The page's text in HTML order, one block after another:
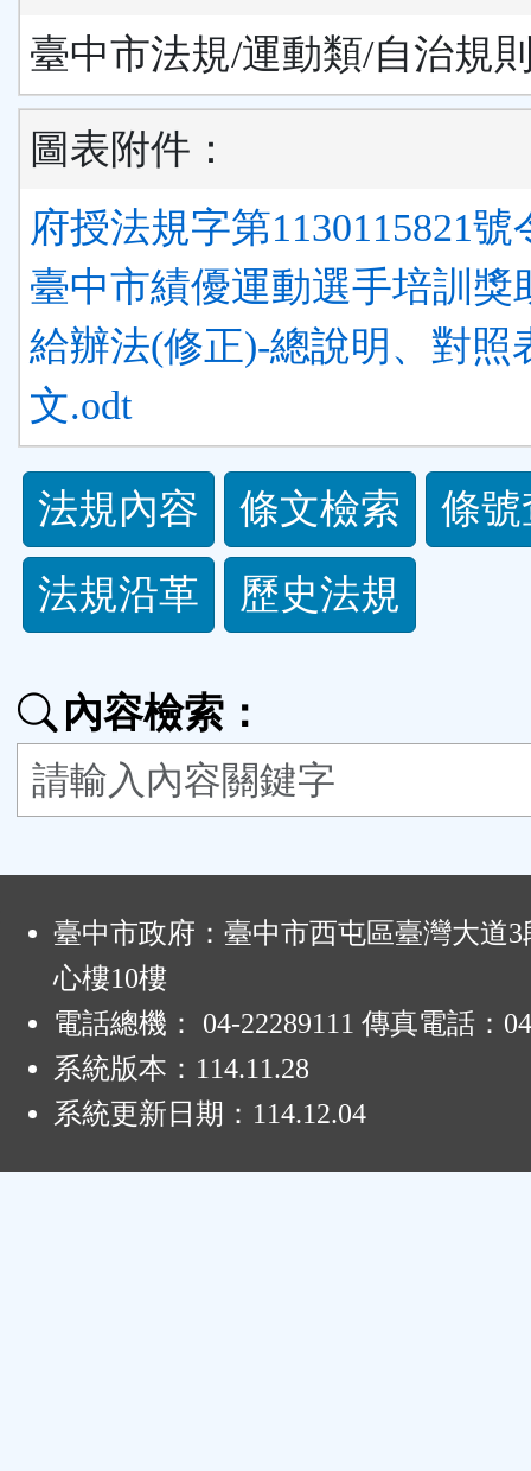
臺中市法規/運動類/自治規
圖表附件：
府授法規字第1130115821號
臺中市績優運動選手培訓獎
給辦法(修正)-總說明、對照
文.odt
法
規
功
按
鈕
法規內容 條文檢索
條
法規沿革
歷史法規
內容檢索：
臺中市政府：臺中市西屯區臺灣大道3
心樓10樓
電話總機： 04-22289111 傳真電話：
系統版本： 114.11.28
系統更新日期： 114.12.04